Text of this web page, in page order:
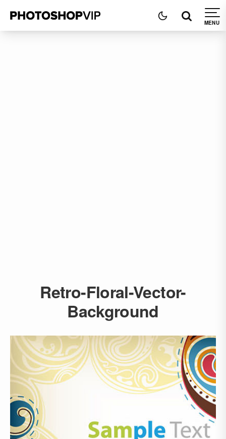
Retro-Floral-Vector-
Background